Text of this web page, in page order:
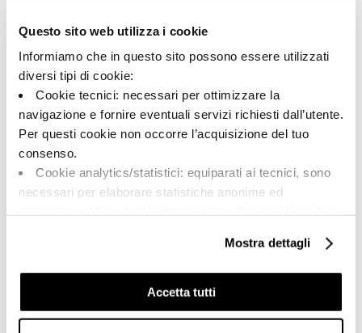
Questo sito web utilizza i cookie
Informiamo che in questo sito possono essere utilizzati
diversi tipi di cookie:
Cookie tecnici: necessari per ottimizzare la
navigazione e fornire eventuali servizi richiesti dall’utente.
Per questi cookie non occorre l’acquisizione del tuo
consenso.
Cookie analytics/statistici: equiparati ai tecnici, sono
necessari per elaborare statistiche anonime ed
Cookie di profilazione/marketing: sono utilizzati, solo
previo tuo consenso, per esaminare le tue abitudini di
navigazione e mostrarti quindi avvisi pubblicitari mirati, in
linea con le tue preferenze.
Mostra dettagli
Accetta tutti
30.0x60.0
V2
Единица измерения:
Share: